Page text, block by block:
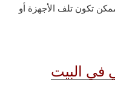
تكون تلف الأجهزة أو
في البيت